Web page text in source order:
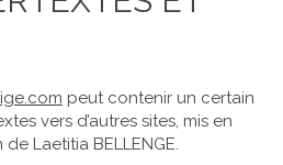
peut contenir un certain
vers d’autres sites, mis en
Laetitia BELLENGE.